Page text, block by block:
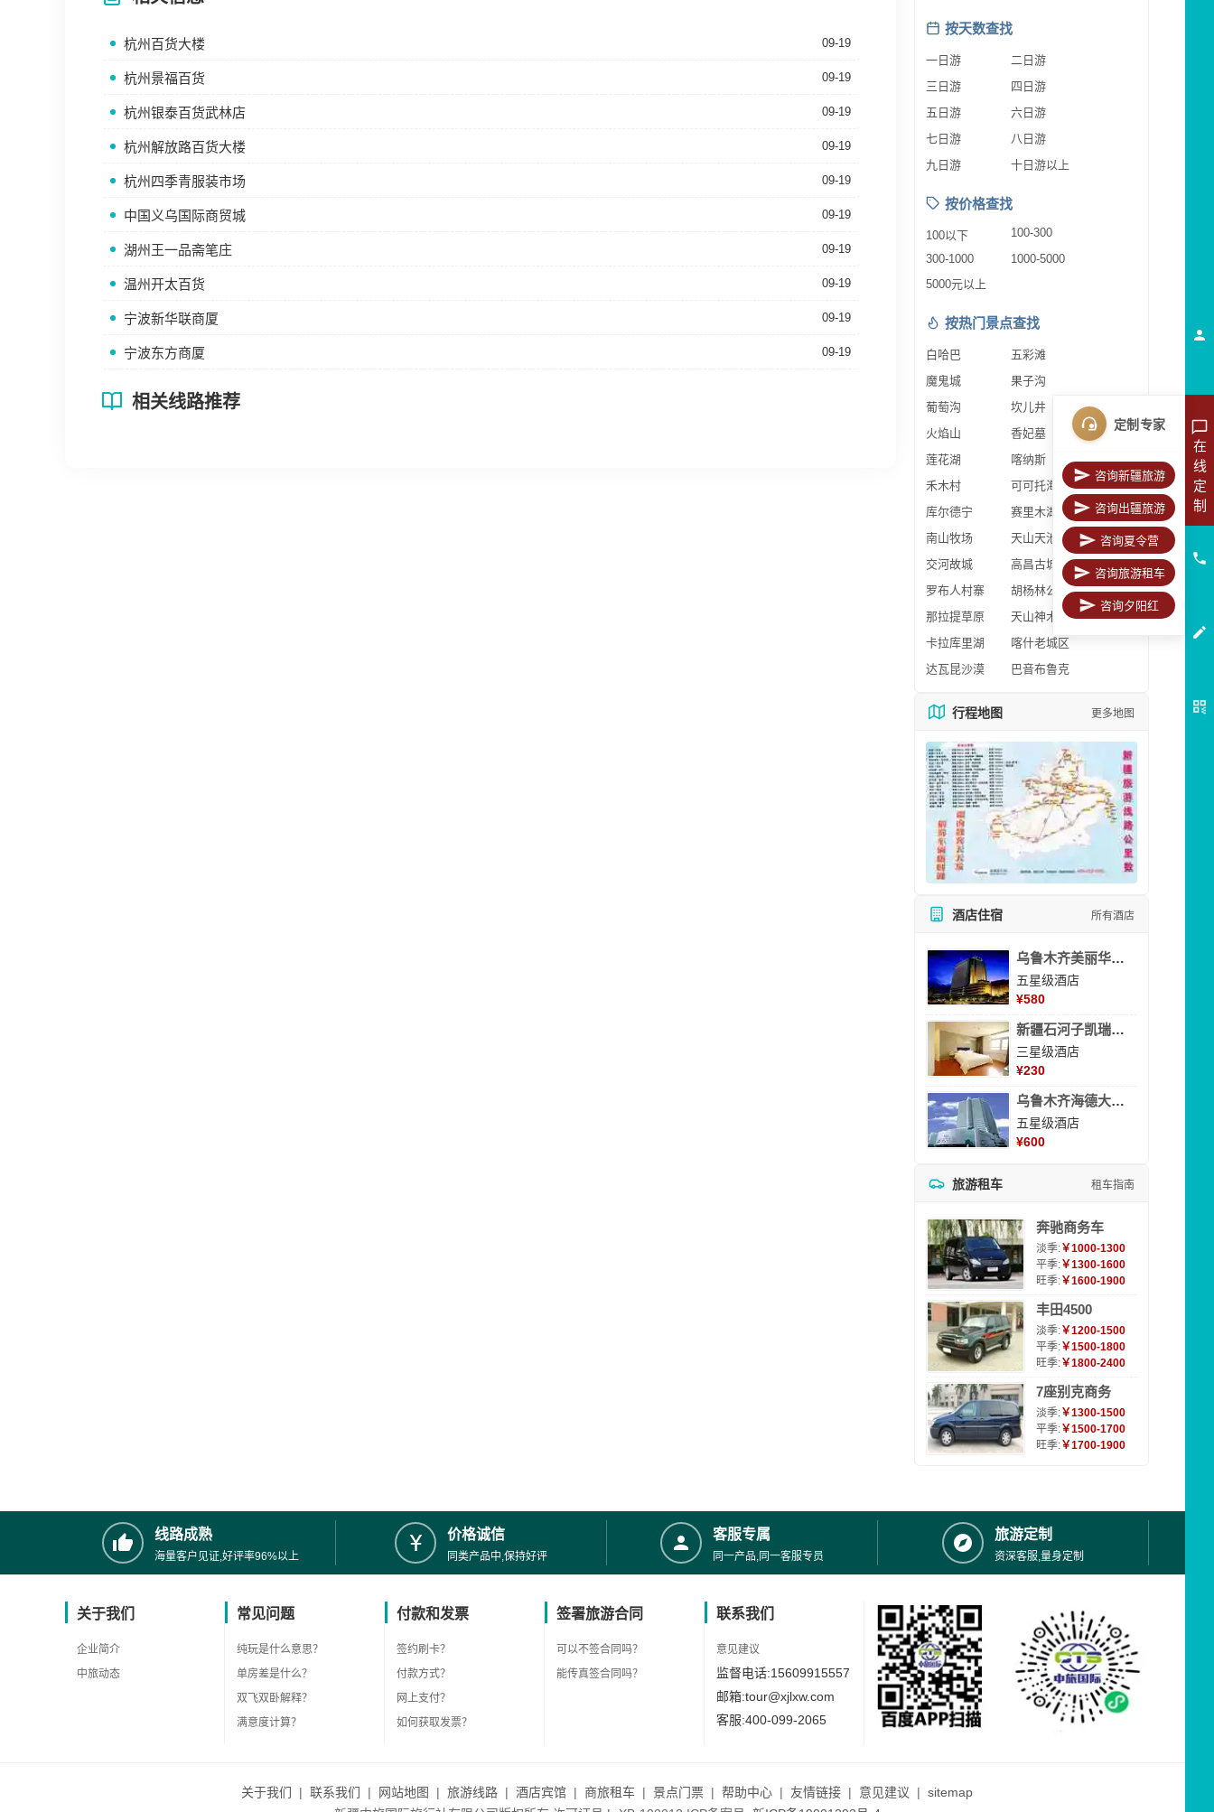
杭州百货大楼 09-19
杭州景福百货 09-19
杭州银泰百货武林店 09-19
杭州解放路百货大楼 09-19
杭州四季青服装市场 09-19
中国义乌国际商贸城 09-19
湖州王一品斋笔庄 09-19
温州开太百货 09-19
宁波新华联商厦 09-19
宁波东方商厦 09-19
相关线路推荐
按天数查找
一日游
二日游
三日游
四日游
五日游
六日游
七日游
八日游
九日游
十日游以上
按价格查找
100以下
100-300
300-1000
1000-5000
5000元以上
按热门景点查找
白哈巴
五彩滩
魔鬼城
果子沟
葡萄沟
坎儿井
火焰山
香妃墓
莲花湖
喀纳斯
禾木村
可可托海
库尔德宁
赛里木湖
南山牧场
天山天池
交河故城
高昌古城
罗布人村寨
胡杨林公园
那拉提草原
天山神木园
卡拉库里湖
喀什老城区
达瓦昆沙漠
巴音布鲁克
行程地图 更多地图
酒店住宿 所有酒店
乌鲁木齐美丽华大酒
五星级酒店
¥580
新疆石河子凯瑞酒店
三星级酒店
¥230
乌鲁木齐海德大酒店
五星级酒店
¥600
旅游租车 租车指南
奔驰商务车
淡季:￥1000-1300
平季:￥1300-1600
旺季:￥1600-1900
丰田4500
淡季:￥1200-1500
平季:￥1500-1800
旺季:￥1800-2400
7座别克商务
淡季:￥1300-1500
平季:￥1500-1700
旺季:￥1700-1900
线路成熟
海量客户见证,好评率96%以上
价格诚信
同类产品中,保持好评
客服专属
同一产品,同一客服专员
旅游定制
资深客服,量身定制
关于我们
企业简介
中旅动态
常见问题
纯玩是什么意思？
单房差是什么？
双飞双卧解释？
满意度计算？
付款和发票
签约刷卡？
付款方式？
网上支付？
如何获取发票？
签署旅游合同
可以不签合同吗？
能传真签合同吗？
联系我们
意见建议
监督电话:15609915557
邮箱:tour@xjlxw.com
客服:400-099-2065
关于我们 | 联系我们 | 网站地图 | 旅游线路 | 酒店宾馆 | 商旅租车 | 景点门票 | 帮助中心 | 友情链接 | 意见建议 | sitemap
在
线
定
制
定制专家
咨询新疆旅游
咨询出疆旅游
咨询夏令营
咨询旅游租车
咨询夕阳红